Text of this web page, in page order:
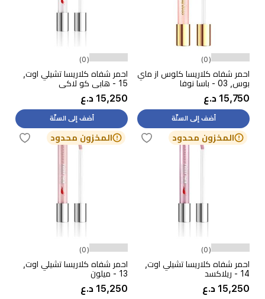
(0)
احمر شفاه كلاريسا كلوس از ماي
بوس, 03 - باسا نوفا
15,750 د.ع
أضف إلى السلّة
(0)
احمر شفاه كلاريسا تشيلي اوت,
15 - هابي كو لاكي
15,250 د.ع
أضف إلى السلّة
المخزون محدود
(0)
احمر شفاه كلاريسا تشيلي اوت,
14 - ريلاكسد
15,250 د.ع
المخزون محدود
(0)
احمر شفاه كلاريسا تشيلي اوت,
13 - ميلون
15,250 د.ع